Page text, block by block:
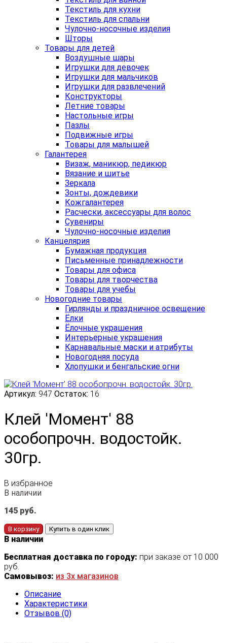
Текстиль для кухни
Текстиль для спальни
Чулочно-носочные изделия
Шторы
Товары для детей
Воздушные шары
Игрушки для девочек
Игрушки для мальчиков
Игрушки для развлечений
Конструкторы
Летние товары
Настольные игры
Пазлы
Подвижные игры
Товары для малышей
Галантерея
Визаж, маникюр, педикюр
Вязание и шитье
Зеркала
Зонты, дождевики
Кожгалантерея
Расчески, аксессуары для волос
Сувениры
Чулочно-носочные изделия
Канцелярия
Бумажная продукция
Письменные принадлежности
Товары для офиса
Товары для творчества
Товары для учебы
Новогодние товары
Гирлянды и праздничное освещение
Ёлки
Ёлочные украшения
Интерьерные украшения
Карнавальные маски и атрибуты
Новогодняя посуда
Хлопушки и бенгальские огни
Артикул: 947 Остаток: 16
Клей 'Момент' 88
особопрочн. водостойк.
30гр.
В избранное
В наличии
145 руб.
В корзину Купить в один клик
В наличии
Бесплатная доставка по городу: при заказе от 10 000
руб.
Самовывоз: из 3х магазинов
Описание
Характеристики
Отзывов (0)